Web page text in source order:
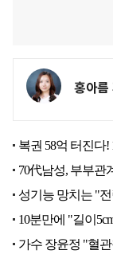
홍아름